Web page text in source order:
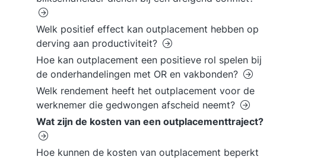
Welk positief effect kan outplacement hebben op
derving aan productiviteit?
Hoe kan outplacement een positieve rol spelen bij
de onderhandelingen met OR en vakbonden?
Welk rendement heeft het outplacement voor de
werknemer die gedwongen afscheid neemt?
Wat zijn de kosten van een outplacementtraject?
Hoe kunnen de kosten van outplacement beperkt